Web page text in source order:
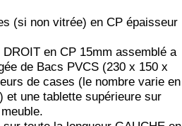
(si non vitrée) en CP épaisseur
en CP 15mm assemblé a
de Bacs PVCS (230 x 150 x
de cases (le nombre varie en
et une tablette supérieure sur